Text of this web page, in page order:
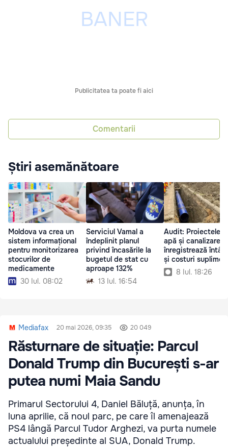
Publicitatea ta poate fi aici
Comentarii
Știri asemănătoare
Moldova va crea un
sistem informațional
pentru monitorizarea
stocurilor de
medicamente
30 Iul. 08:02
Serviciul Vamal a
îndeplinit planul
privind încasările la
bugetul de stat cu
aproape 132%
13 Iul. 16:54
Audit: Proiectele
apă și canalizare
înregistrează
și costuri
8 Iul. 18:26
Mediafax 20 mai 2026, 09:35 20 049
Răsturnare de situație: Parcul
Donald Trump din București s-ar
putea numi Maia Sandu
Primarul Sectorului 4, Daniel Băluță, anunța, în
luna aprilie, că noul parc, pe care îl amenajează
PS4 lângă Parcul Tudor Arghezi, va purta numele
actualului președinte al SUA, Donald Trump.